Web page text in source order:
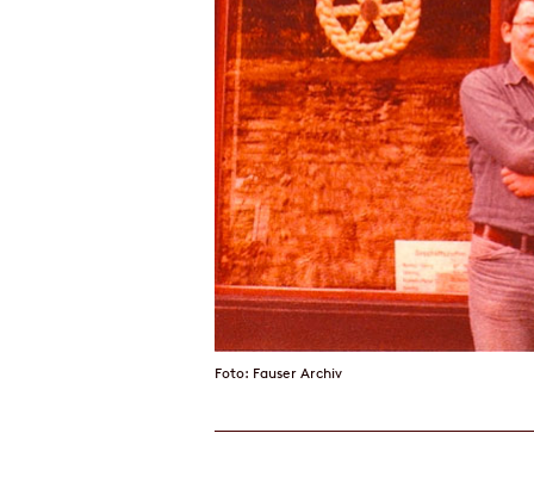
Foto: Fauser Archiv